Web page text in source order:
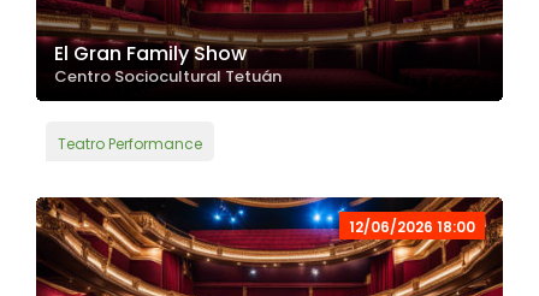
El Gran Family Show
Centro Sociocultural Tetuán
Teatro Performance
12/06/2026 18:00